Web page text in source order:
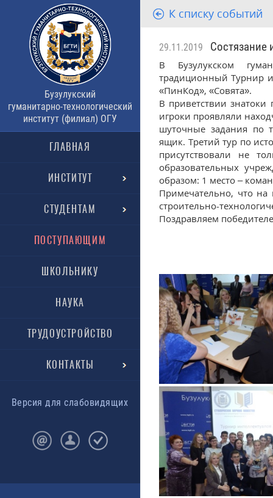
Бузулукский
гуманитарно-технологический
институт (филиал) ОГУ
ГЛАВНАЯ
ИНСТИТУТ
СТУДЕНТАМ
ПОСТУПАЮЩИМ
ШКОЛЬНИКУ
НАУКА
ТРУДОУСТРОЙСТВО
КОНТАКТЫ
Версия для слабовидящих
К списку событий
29.11.2019 Состязание
В Бузулукском
традиционный Турнир
«ПинКод», «Совята».
В приветствии знатоки
игроки проявляли
шуточные задания по
ящик. Третий тур по
присутствовали не
образовательных
образом: 1 место –
Примечательно, что на
строительно-
Поздравляем